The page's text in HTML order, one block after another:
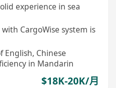
experience in sea
CargoWise system is
English, Chinese
in Mandarin
$18K-20K/月